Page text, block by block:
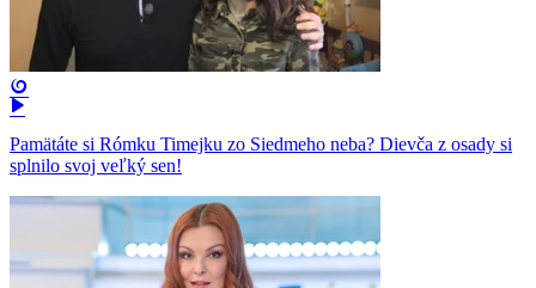
Pamätáte si Rómku Timejku zo Siedmeho neba? Dievča z osady si
splnilo svoj veľký sen!